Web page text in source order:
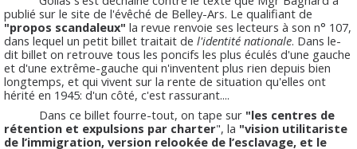
publié sur le site de l'évêché de Belley-Ars. Le qualifiant de
"propos scandaleux" la revue renvoie ses lecteurs à son n° 107,
dans lequel un petit billet traitait de l'identité nationale. Dans le-
dit billet on retrouve tous les poncifs les plus éculés d'une gauche
et d'une extrême-gauche qui n'inventent plus rien depuis bien
longtemps, et qui vivent sur la rente de situation qu'elles ont
hérité en 1945: d'un côté, c'est rassurant....
Dans ce billet fourre-tout, on tape sur "les centres de
rétention et expulsions par charter", la "vision utilitariste
de l’immigration, version relookée de l’esclavage, et le